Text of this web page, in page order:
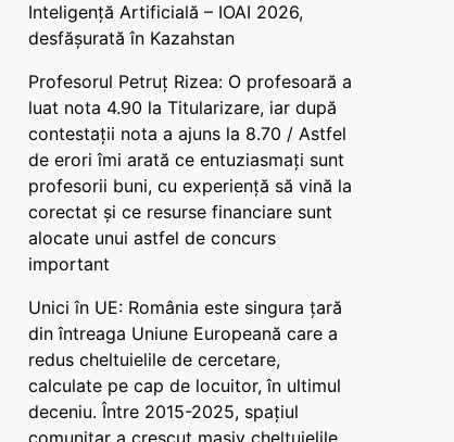
Inteligență Artificială – IOAI 2026,
desfășurată în Kazahstan
Profesorul Petruț Rizea: O profesoară a
luat nota 4.90 la Titularizare, iar după
contestații nota a ajuns la 8.70 / Astfel
de erori îmi arată ce entuziasmați sunt
profesorii buni, cu experiență să vină la
corectat și ce resurse financiare sunt
alocate unui astfel de concurs
important
Unici în UE: România este singura țară
din întreaga Uniune Europeană care a
redus cheltuielile de cercetare,
calculate pe cap de locuitor, în ultimul
deceniu. Între 2015-2025, spațiul
comunitar a crescut masiv cheltuielile